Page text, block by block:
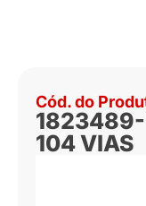
Cód. do
1823489-
104 VIAS